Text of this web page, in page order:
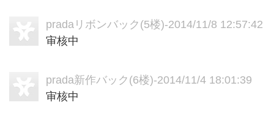
pradaリボンバック (5楼)-2014/11/8 12:57:42
审核中
prada新作バック (6楼)-2014/11/4 18:01:39
审核中